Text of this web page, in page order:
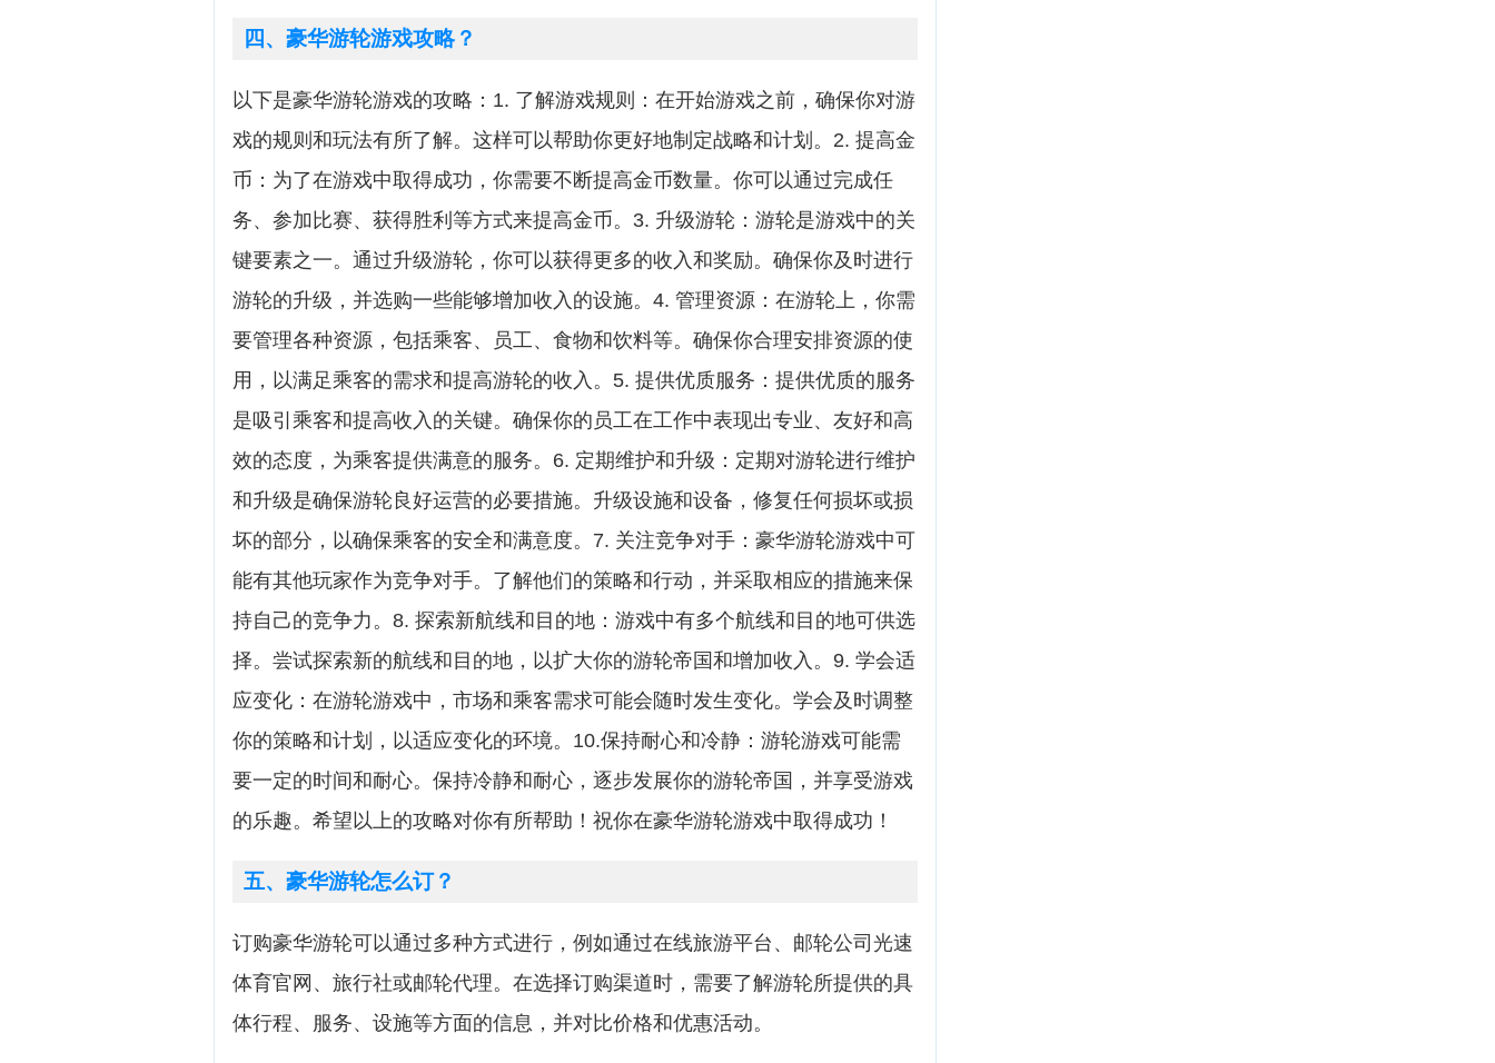
四、豪华游轮游戏攻略？
以下是豪华游轮游戏的攻略：1. 了解游戏规则：在开始游戏之前，确保你对游
戏的规则和玩法有所了解。这样可以帮助你更好地制定战略和计划。2. 提高金
币：为了在游戏中取得成功，你需要不断提高金币数量。你可以通过完成任
务、参加比赛、获得胜利等方式来提高金币。3. 升级游轮：游轮是游戏中的关
键要素之一。通过升级游轮，你可以获得更多的收入和奖励。确保你及时进行
游轮的升级，并选购一些能够增加收入的设施。4. 管理资源：在游轮上，你需
要管理各种资源，包括乘客、员工、食物和饮料等。确保你合理安排资源的使
用，以满足乘客的需求和提高游轮的收入。5. 提供优质服务：提供优质的服务
是吸引乘客和提高收入的关键。确保你的员工在工作中表现出专业、友好和高
效的态度，为乘客提供满意的服务。6. 定期维护和升级：定期对游轮进行维护
和升级是确保游轮良好运营的必要措施。升级设施和设备，修复任何损坏或损
坏的部分，以确保乘客的安全和满意度。7. 关注竞争对手：豪华游轮游戏中可
能有其他玩家作为竞争对手。了解他们的策略和行动，并采取相应的措施来保
持自己的竞争力。8. 探索新航线和目的地：游戏中有多个航线和目的地可供选
择。尝试探索新的航线和目的地，以扩大你的游轮帝国和增加收入。9. 学会适
应变化：在游轮游戏中，市场和乘客需求可能会随时发生变化。学会及时调整
你的策略和计划，以适应变化的环境。10.保持耐心和冷静：游轮游戏可能需
要一定的时间和耐心。保持冷静和耐心，逐步发展你的游轮帝国，并享受游戏
的乐趣。希望以上的攻略对你有所帮助！祝你在豪华游轮游戏中取得成功！
五、豪华游轮怎么订？
订购豪华游轮可以通过多种方式进行，例如通过在线旅游平台、邮轮公司光速
体育官网、旅行社或邮轮代理。在选择订购渠道时，需要了解游轮所提供的具
体行程、服务、设施等方面的信息，并对比价格和优惠活动。